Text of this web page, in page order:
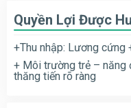
Quyền Lợi Được
+Thu nhập: Lương cứng
+ Môi trường trẻ –
thăng tiến rõ ràng